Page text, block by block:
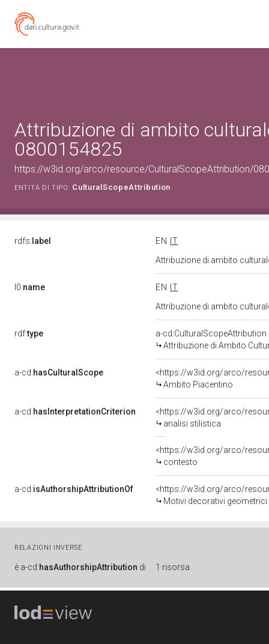
Attribuzione di ambito
0800154825
https://w3id.org/arco/resource/CulturalScopeAttribution/
ENTITÀ DI TIPO: CulturalScopeAttribution
rdfs: label EN
IT
Attribuzione di ambito
l0:name EN
IT
Attribuzione di ambito
rdf:type
a-cd:CulturalScopeAttribution
Attribuzione di Ambito
a-cd:hasCulturalScope
<https://w3id.org/arco/
Ambito Piacentino
a-cd:hasInterpretationCriterion
<https://w3id.org/arco/
analisi stilistica
<https://w3id.org/arco/
contesto
a-cd:isAuthorshipAttributionOf
<https://w3id.org/arco/
Motivi decorativi
RELAZIONI INVERSE
è a-cd:hasAuthorshipAttribution di 1 risorsa